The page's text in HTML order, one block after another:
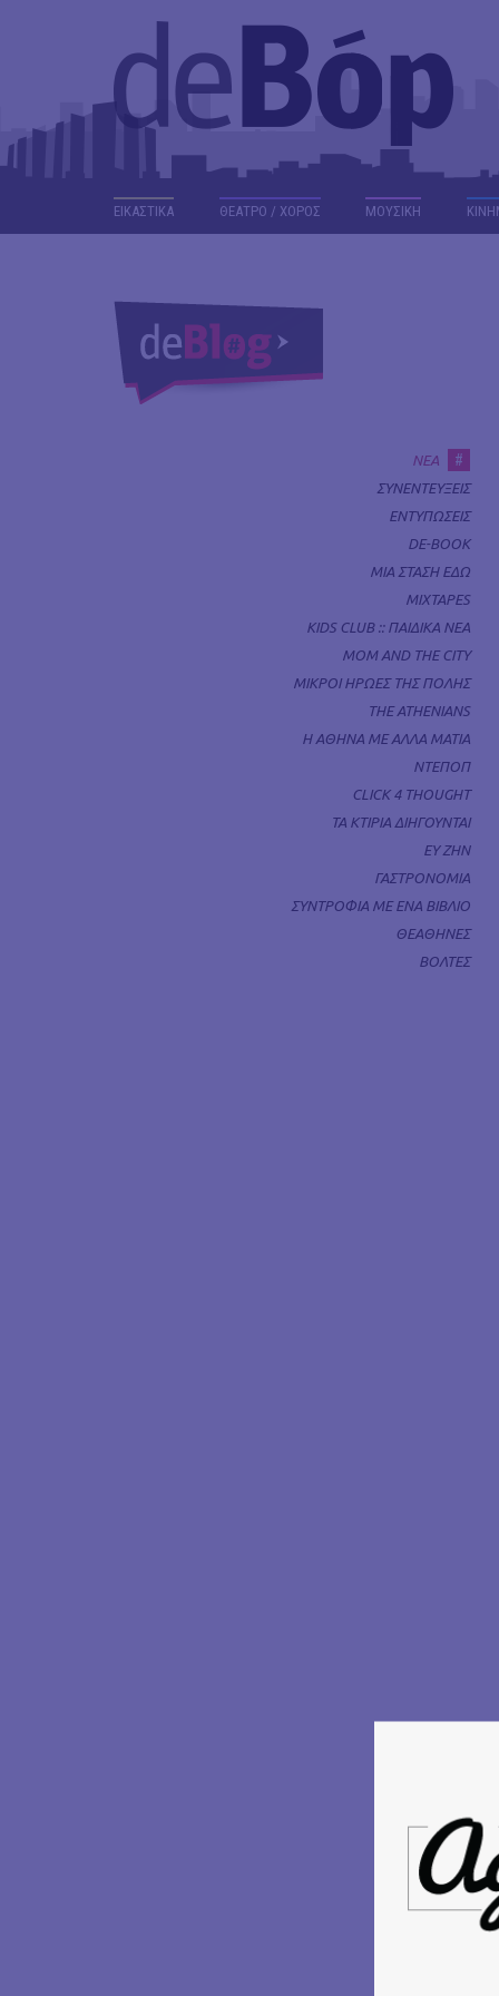
ΕΙΚΑΣΤΙΚΑ ΘΕΑΤΡΟ / ΧΟΡΟΣ ΜΟΥΣΙΚΗ
ΝΕΑ #
ΣΥΝΕΝΤΕΥΞΕΙΣ
ΕΝΤΥΠΩΣΕΙΣ
DE-BOOK
ΜΙΑ ΣΤΑΣΗ ΕΔΩ
MIXTAPES
KIDS CLUB :: ΠΑΙΔΙΚΑ ΝΕΑ
MOM AND THE CITY
ΜΙΚΡΟΙ ΗΡΩΕΣ ΤΗΣ ΠΟΛΗΣ
THE ATHENIANS
Η ΑΘΗΝΑ ΜΕ ΑΛΛΑ ΜΑΤΙΑ
ΝΤΕΠΟΠ
CLICK 4 THOUGHT
ΤΑ ΚΤΙΡΙΑ ΔΙΗΓΟΥΝΤΑΙ
ΕΥ ΖΗΝ
ΓΑΣΤΡΟΝΟΜΙΑ
ΣΥΝΤΡΟΦΙΑ ΜΕ ΕΝΑ ΒΙΒΛΙΟ
ΘΕΑΘΗΝΕΣ
ΒΟΛΤΕΣ